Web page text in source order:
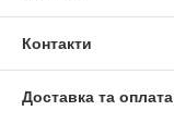
Контакти
Доставка та оплата